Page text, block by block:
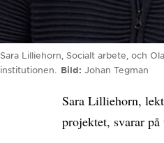
Sara Lilliehorn, Socialt arbete, och
institutionen. Bild Johan Tegman
Sara Lilliehorn,
projektet, svarar